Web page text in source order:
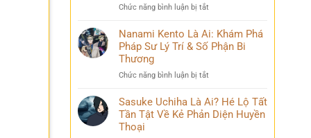
và
bí
ẩn
Phá
Trình
Biến
Bi
Chức năng bình luận bị tắt
Ashido
là
lộ
năng
lực’
Nanami Kento Là Ai: Khám Phá
Pháp Sư Lý Trí & Số Phận Bi
Thương
Chức năng bình luận bị tắt
Kento
Là
Sasuke Uchiha Là Ai? Hé Lộ Tất
Tần Tật Về Kẻ Phản Diện Huyền
Thoại